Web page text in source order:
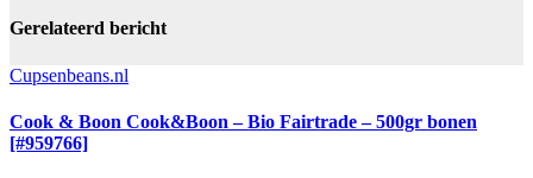
Gerelateerd bericht
Cupsenbeans.nl
Cook & Boon Cook&Boon – Bio Fairtrade – 500gr bonen
[#959766]